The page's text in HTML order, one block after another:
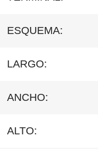
ESQUEMA:
LARGO:
ANCHO:
ALTO: